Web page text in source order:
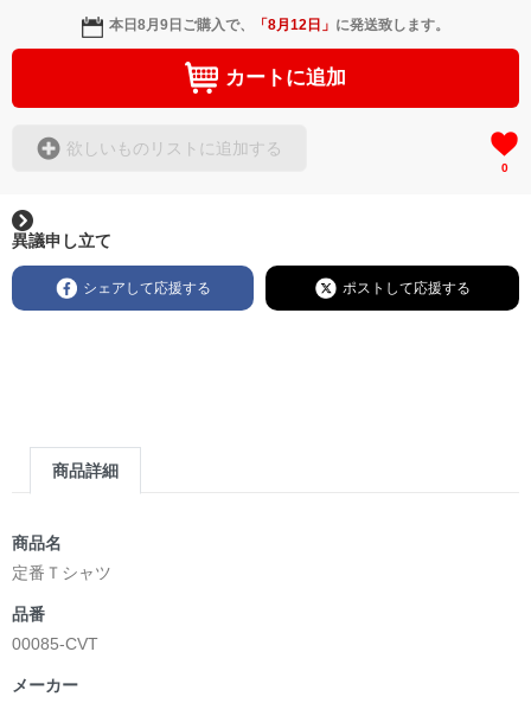
本日8月9日 ご購入で、 「8月12日 」 に発送致します。
カートに追加
欲しいものリストに追加する
0
異議申し立て
シェアして応援する ポストして応援する
商品詳細
商品名
定番Ｔシャツ
品番
00085-CVT
メーカー